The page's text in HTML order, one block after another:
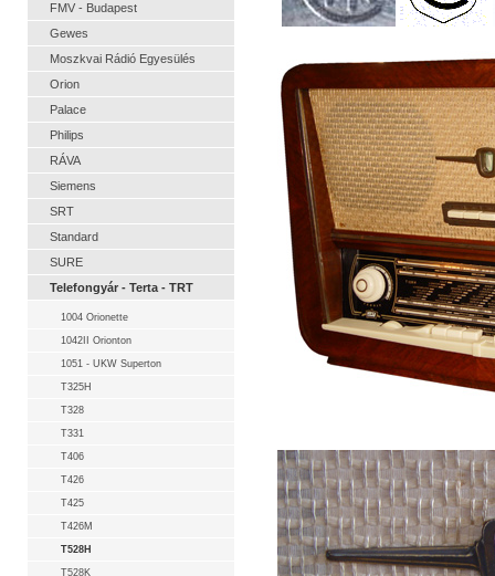
FMV - Budapest
Gewes
Moszkvai Rádió Egyesülés
Orion
Palace
Philips
RÁVA
Siemens
SRT
Standard
SURE
Telefongyár - Terta - TRT
1004 Orionette
1042II Orionton
1051 - UKW Superton
T325H
T328
T331
T406
T426
T425
T426M
T528H
T528K